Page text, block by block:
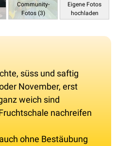
Community-
Fotos (3)
Eigene Fotos
hochladen
süss und saftig
November, erst
weich sind
nachreifen
ohne Bestäubung